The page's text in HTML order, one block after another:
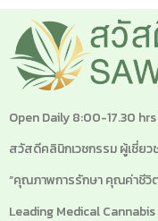
Open Daily 8:00-17.30
สวัสดีคลินิกเวชกรรม ผู้เชี่ย
“คุณภาพการรักษา คุณค่าชีวิ
Leading Medical